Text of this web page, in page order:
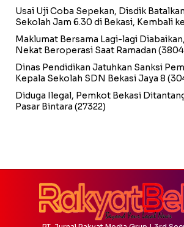
Usai Uji Coba Sepekan, Disdik
Sekolah Jam 6.30 di Bekasi, Kembali
Maklumat Bersama Lagi-lagi
Nekat Beroperasi Saat Ramadan
Dinas Pendidikan Jatuhkan Sanksi
Kepala Sekolah SDN Bekasi Jaya 8
Diduga Ilegal, Pemkot Bekasi
Pasar Bintara (27322)